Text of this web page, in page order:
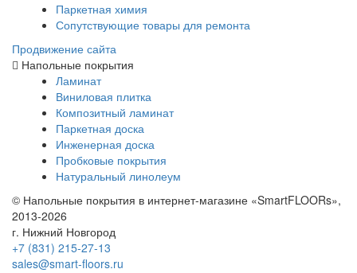
Паркетная химия
Сопутствующие товары для ремонта
Продвижение сайта
Напольные покрытия
Ламинат
Виниловая плитка
Композитный ламинат
Паркетная доска
Инженерная доска
Пробковые покрытия
Натуральный линолеум
© Напольные покрытия в интернет-магазине «SmartFLOORs»,
2013-2026
г. Нижний Новгород
+7 (831) 215-27-13
sales@smart-floors.ru